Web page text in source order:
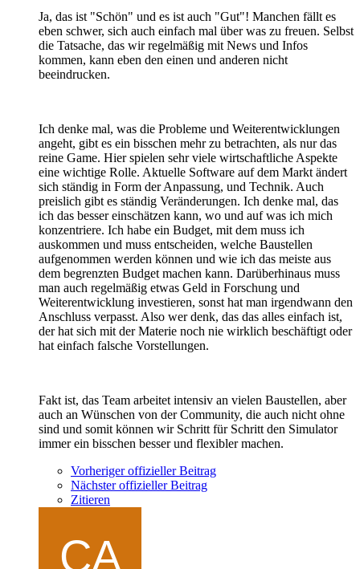
Ja, das ist "Schön" und es ist auch "Gut"! Manchen fällt es
eben schwer, sich auch einfach mal über was zu freuen. Selbst
die Tatsache, das wir regelmäßig mit News und Infos
kommen, kann eben den einen und anderen nicht
beeindrucken.
Ich denke mal, was die Probleme und Weiterentwicklungen
angeht, gibt es ein bisschen mehr zu betrachten, als nur das
reine Game. Hier spielen sehr viele wirtschaftliche Aspekte
eine wichtige Rolle. Aktuelle Software auf dem Markt ändert
sich ständig in Form der Anpassung, und Technik. Auch
preislich gibt es ständig Veränderungen. Ich denke mal, das
ich das besser einschätzen kann, wo und auf was ich mich
konzentriere. Ich habe ein Budget, mit dem muss ich
auskommen und muss entscheiden, welche Baustellen
aufgenommen werden können und wie ich das meiste aus
dem begrenzten Budget machen kann. Darüberhinaus muss
man auch regelmäßig etwas Geld in Forschung und
Weiterentwicklung investieren, sonst hat man irgendwann den
Anschluss verpasst. Also wer denk, das das alles einfach ist,
der hat sich mit der Materie noch nie wirklich beschäftigt oder
hat einfach falsche Vorstellungen.
Fakt ist, das Team arbeitet intensiv an vielen Baustellen, aber
auch an Wünschen von der Community, die auch nicht ohne
sind und somit können wir Schritt für Schritt den Simulator
immer ein bisschen besser und flexibler machen.
Vorheriger offizieller Beitrag
Nächster offizieller Beitrag
Zitieren